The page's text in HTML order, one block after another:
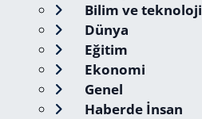
Bilim ve teknoloji
Dünya
Eğitim
Ekonomi
Genel
Haberde İnsan